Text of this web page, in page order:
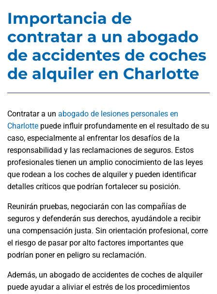
Importancia de
contratar a un abogado
de accidentes de coches
de alquiler en Charlotte
Contratar a un abogado de lesiones personales en
Charlotte puede influir profundamente en el resultado de su
caso, especialmente al enfrentar los desafíos de la
responsabilidad y las reclamaciones de seguros. Estos
profesionales tienen un amplio conocimiento de las leyes
que rodean a los coches de alquiler y pueden identificar
detalles críticos que podrían fortalecer su posición.
Reunirán pruebas, negociarán con las compañías de
seguros y defenderán sus derechos, ayudándole a recibir
una compensación justa. Sin orientación profesional, corre
el riesgo de pasar por alto factores importantes que
podrían poner en peligro su reclamación.
Además, un abogado de accidentes de coches de alquiler
puede ayudar a aliviar el estrés de los procedimientos